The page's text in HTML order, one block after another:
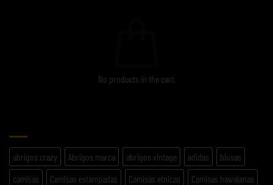
No products in the cart.
abrigos crazy Abrigos marca abrigos vintage adidas
blusas
camisas
Camisas estampadas Camisas etnicas
Camisas hawaianas